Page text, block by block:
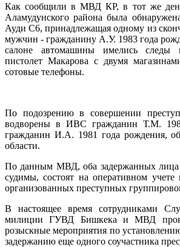
Как сообщили в МВД КР, в тот же
Аламудунского района была
Ауди С6, принадлежащая одному из
мужчин - гражданину А.У. 1983 года
салоне автомашины имелись следы
пистолет Макарова с двумя
сотовые телефоны.
По подозрению в совершении
водворены в ИВС гражданин Т.М.
гражданин И.А. 1981 года рождения,
области.
По данным МВД, оба задержанных лица
судимы, состоят на оперативном
организованных преступных
В настоящее время сотрудниками
милиции ГУВД Бишкека и МВД
розыскные мероприятия по
задержанию еще одного соучастника